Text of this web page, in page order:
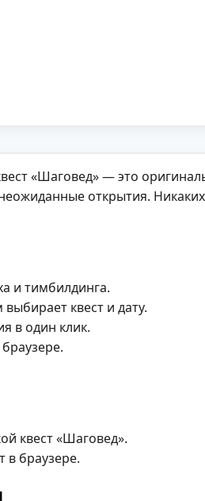
«Шаговед» — это
открытия.
и тимбилдинга.
квест и дату.
в один клик.
квест «Шаговед».
в браузере.